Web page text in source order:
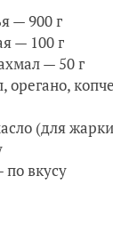
— 900 г
— 100 г
— 50 г
(для
вкусу